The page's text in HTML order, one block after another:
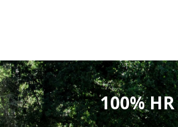
100% HR